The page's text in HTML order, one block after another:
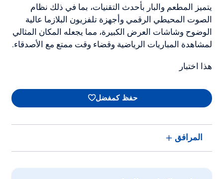
يتميز المطعم والبار بأحدث التقنيات، بما في ذلك نظام
الصوت المحيطي الرقمي وأجهزة تلفزيون البلازما عالية
الوضوح وشاشات العرض الكبيرة، مما يجعله المكان المثالي
لمشاهدة المباريات الرياضية وقضاء وقت ممتع مع الأصدقاء.
هذا اختبار
حفظ كمفضل
المرافق